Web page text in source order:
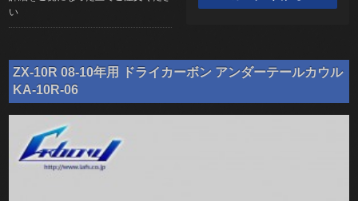
い
ZX-10R 08-10年用 ドライカーボン アンダーテールカウル
KA-10R-06